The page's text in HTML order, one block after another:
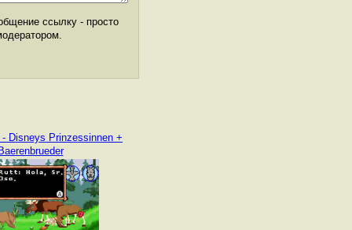
ссылку - просто
Disneys Prinzessinnen +
Baerenbrueder